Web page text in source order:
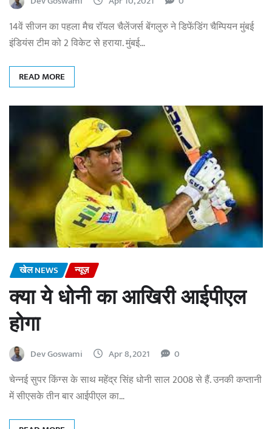
14वें सीजन का पहला मैच रॉयल चैलेंजर्स बेंगलुरु ने डिफेंडिंग चैम्पियन मुंबई
इंडियंस टीम को 2 विकेट से हराया. मुंबई…
READ MORE
खेल NEWS न्यूज़
क्या ये धोनी का आखिरी आईपीएल
होगा
Dev Goswami Apr 8, 2021 0
चेन्नई सुपर किंग्स के साथ महेंद्र सिंह धोनी साल 2008 से हैं. उनकी कप्तानी
में सीएसके तीन बार आईपीएल का…